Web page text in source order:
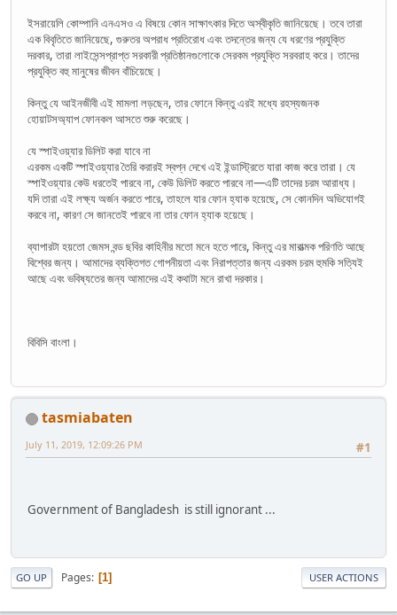
ইসরায়েলি কোম্পানি এনএসও এ বিষয়ে কোন সাক্ষাৎকার দিতে অস্বীকৃতি জানিয়েছে। তবে তারা
এক বিবৃতিতে জানিয়েছে, গুরুতর অপরাধ প্রতিরোধ এবং তদন্তের জন্য যে ধরণের প্রযুক্তি
দরকার, তারা লাইসেন্সপ্রাপ্ত সরকারী প্রতিষ্ঠানগুলোকে সেরকম প্রযুক্তি সরবরাহ করে। তাদের
প্রযুক্তি বহু মানুষের জীবন বাঁচিয়েছে।
কিন্তু যে আইনজীবী এই মামলা লড়ছেন, তার ফোনে কিন্তু এরই মধ্যে রহস্যজনক
হোয়াটসঅ্যাপ ফোনকল আসতে শুরু করেছে।
যে স্পাইওয়্যার ডিলিট করা যাবে না
এরকম একটি স্পাইওয়্যার তৈরি করারই স্বপ্ন দেখে এই ইন্ডাস্ট্রিতে যারা কাজ করে তারা। যে
স্পাইওয়্যার কেউ ধরতেই পারবে না, কেউ ডিলিট করতে পারবে না—এটি তাদের চরম আরাধ্য।
যদি তারা এই লক্ষ্য অর্জন করতে পারে, তাহলে যার ফোন হ্যাক হয়েছে, সে কোনদিন অভিযোগই
করবে না, কারণ সে জানতেই পারবে না তার ফোন হ্যাক হয়েছে।
ব্যাপারটা হয়তো জেমস বন্ড ছবির কাহিনীর মতো মনে হতে পারে, কিন্তু এর মারাত্মক পরিণতি আছে
বিশ্বের জন্য। আমাদের ব্যক্তিগত গোপনীয়তা এবং নিরাপত্তার জন্য এরকম চরম হুমকি সত্যিই
আছে এবং ভবিষ্যতের জন্য আমাদের এই কথাটা মনে রাখা দরকার।
বিবিসি বাংলা।
tasmiabaten
#1
July 11, 2019, 12:09:26 PM
Government of Bangladesh is still ignorant ...
GO UP Pages 1 USER ACTIONS